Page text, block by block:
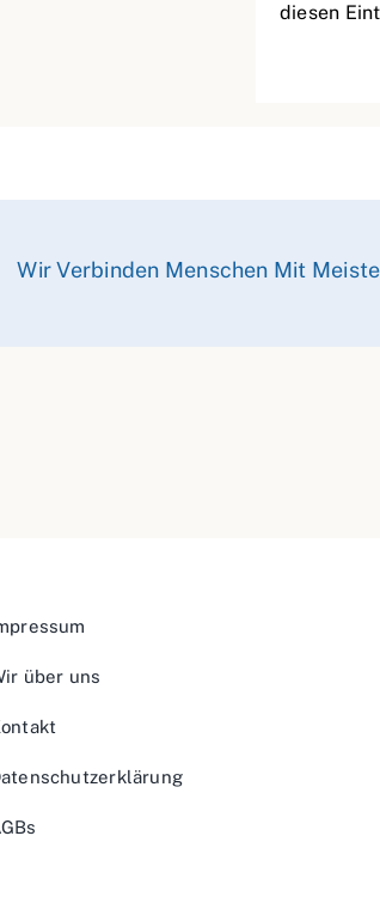
diesen
Wir Verbinden Menschen Mit
über uns